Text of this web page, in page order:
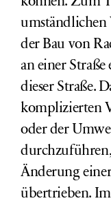
umständlichen
der Bau von
an einer
dieser Straße.
komplizierten
oder der
Änderung
übertrieben.